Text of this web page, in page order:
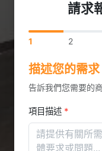
請求
1 2
描述您的需求
告訴我們您需要的
項目描述 *